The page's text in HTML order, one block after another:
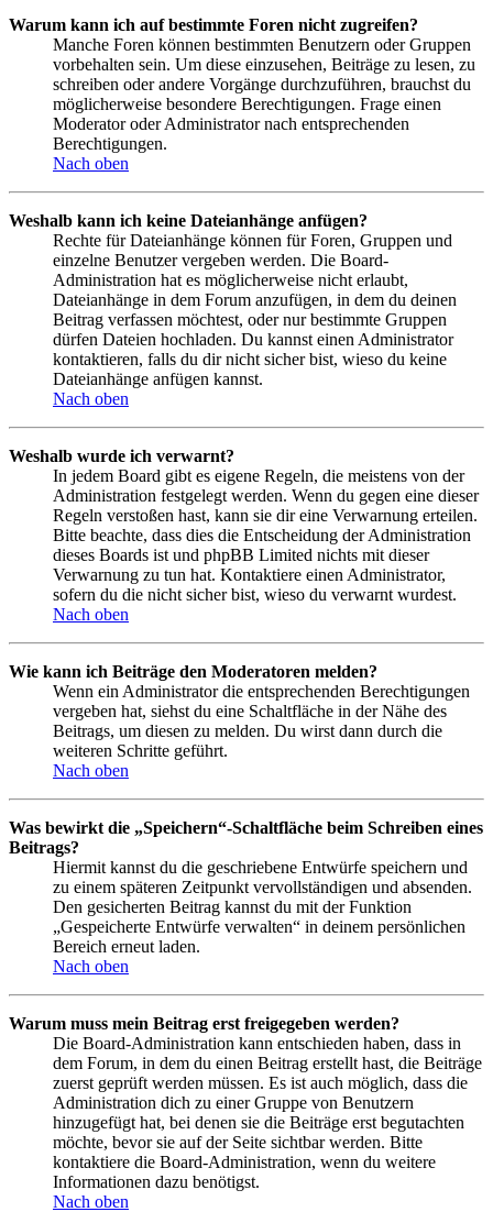
Warum kann ich auf bestimmte Foren nicht zugreifen?
Manche Foren können bestimmten Benutzern oder Gruppen
vorbehalten sein. Um diese einzusehen, Beiträge zu lesen, zu
schreiben oder andere Vorgänge durchzuführen, brauchst du
möglicherweise besondere Berechtigungen. Frage einen
Moderator oder Administrator nach entsprechenden
Berechtigungen.
Nach oben
Weshalb kann ich keine Dateianhänge anfügen?
Rechte für Dateianhänge können für Foren, Gruppen und
einzelne Benutzer vergeben werden. Die Board-
Administration hat es möglicherweise nicht erlaubt,
Dateianhänge in dem Forum anzufügen, in dem du deinen
Beitrag verfassen möchtest, oder nur bestimmte Gruppen
dürfen Dateien hochladen. Du kannst einen Administrator
kontaktieren, falls du dir nicht sicher bist, wieso du keine
Dateianhänge anfügen kannst.
Nach oben
Weshalb wurde ich verwarnt?
In jedem Board gibt es eigene Regeln, die meistens von der
Administration festgelegt werden. Wenn du gegen eine dieser
Regeln verstoßen hast, kann sie dir eine Verwarnung erteilen.
Bitte beachte, dass dies die Entscheidung der Administration
dieses Boards ist und phpBB Limited nichts mit dieser
Verwarnung zu tun hat. Kontaktiere einen Administrator,
sofern du die nicht sicher bist, wieso du verwarnt wurdest.
Nach oben
Wie kann ich Beiträge den Moderatoren melden?
Wenn ein Administrator die entsprechenden Berechtigungen
vergeben hat, siehst du eine Schaltfläche in der Nähe des
Beitrags, um diesen zu melden. Du wirst dann durch die
weiteren Schritte geführt.
Nach oben
Was bewirkt die „Speichern“-Schaltfläche beim Schreiben eines
Beitrags?
Hiermit kannst du die geschriebene Entwürfe speichern und
zu einem späteren Zeitpunkt vervollständigen und absenden.
Den gesicherten Beitrag kannst du mit der Funktion
„Gespeicherte Entwürfe verwalten“ in deinem persönlichen
Bereich erneut laden.
Nach oben
Warum muss mein Beitrag erst freigegeben werden?
Die Board-Administration kann entschieden haben, dass in
dem Forum, in dem du einen Beitrag erstellt hast, die Beiträge
zuerst geprüft werden müssen. Es ist auch möglich, dass die
Administration dich zu einer Gruppe von Benutzern
hinzugefügt hat, bei denen sie die Beiträge erst begutachten
möchte, bevor sie auf der Seite sichtbar werden. Bitte
kontaktiere die Board-Administration, wenn du weitere
Informationen dazu benötigst.
Nach oben